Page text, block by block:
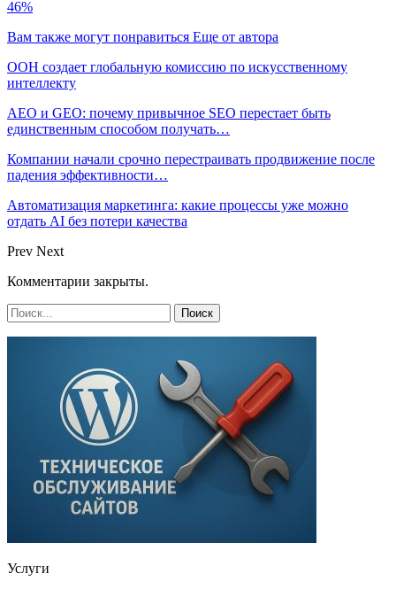
46%
Вам также могут понравиться Еще от автора
ООН создает глобальную комиссию по искусственному
интеллекту
AEO и GEO: почему привычное SEO перестает быть
единственным способом получать…
Компании начали срочно перестраивать продвижение после
падения эффективности…
Автоматизация маркетинга: какие процессы уже можно
отдать AI без потери качества
Prev Next
Комментарии закрыты.
Услуги